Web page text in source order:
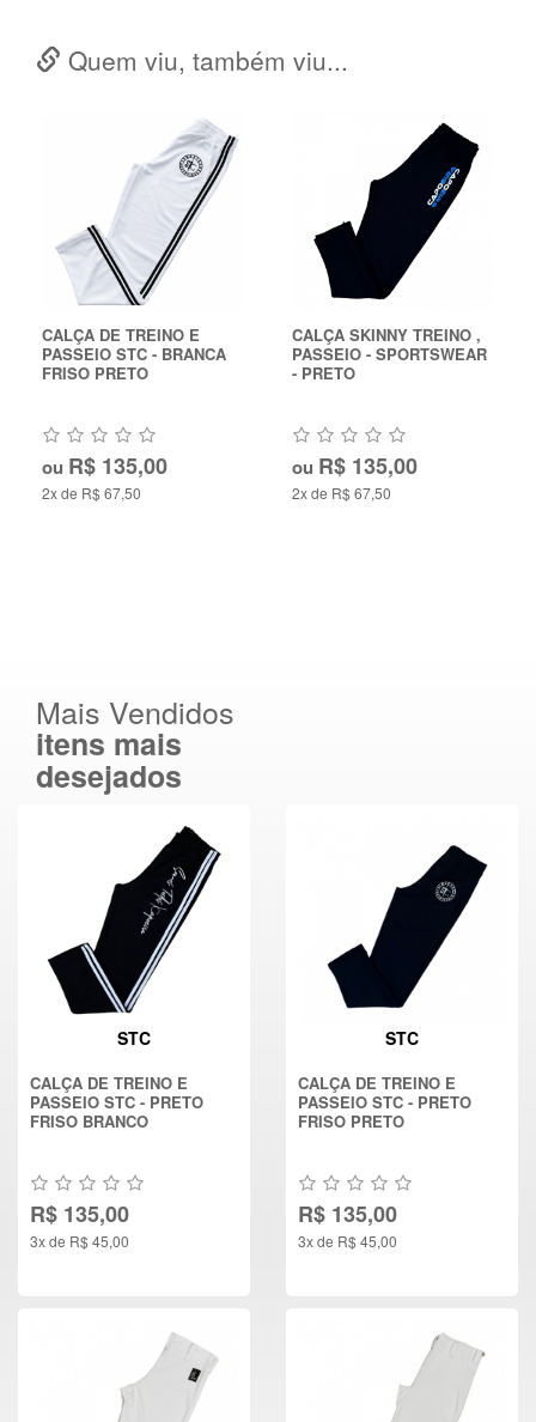
Quem viu, também viu...
CALÇA DE TREINO E
PASSEIO STC - BRANCA
FRISO PRETO
ou R$ 135,00
2x de R$ 67,50
CALÇA SKINNY TREINO ,
PASSEIO - SPORTSWEAR
- PRETO
ou R$ 135,00
2x de R$ 67,50
Mais Vendidos
itens mais
desejados
STC
CALÇA DE TREINO E
PASSEIO STC - PRETO
FRISO BRANCO
R$ 135,00
3x de R$ 45,00
STC
CALÇA DE TREINO E
PASSEIO STC - PRETO
FRISO PRETO
R$ 135,00
3x de R$ 45,00